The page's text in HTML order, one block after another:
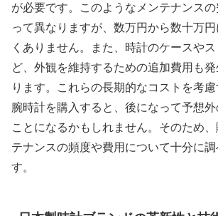
が必要です。このようなメンテナンス
って異なりますが、数万円から数十万
くありません。また、時計のケースや
ど、外観を維持するための追加費用も
ります。これらの長期的なコストを考
腕時計を購入すると、後になって予想
ことになるかもしれません。そのため
テナンスの頻度や費用について十分に
す。